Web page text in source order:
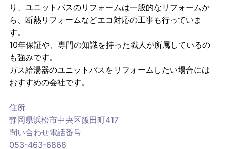
り、ユニットバスのリフォームは一般的なリフォームか
ら、断熱リフォームなどエコ対応の工事も行っていま
す。
10年保証や、専門の知識を持った職人が所属しているの
も強みです。
ガス給湯器のユニットバスをリフォームしたい場合には
おすすめの会社です。
住所
静岡県浜松市中央区飯田町417
問い合わせ電話番号
053-463-6868